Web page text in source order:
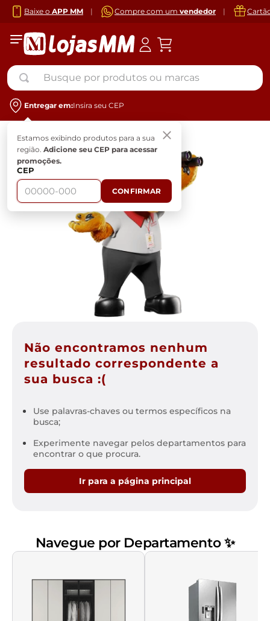
Baixe o APP MM | Compre com um vendedor |
Busque por produtos ou marcas
Entregar em:Insira seu CEP
Estamos exibindo produtos para a sua
região. Adicione seu CEP para acessar
promoções.
CEP
CONFIRMAR
Não encontramos nenhum
resultado correspondente a
sua busca :(
Use palavras-chaves ou termos específicos na
busca;
Experimente navegar pelos departamentos para
encontrar o que procura.
Ir para a página principal
Navegue por Departamento ✨